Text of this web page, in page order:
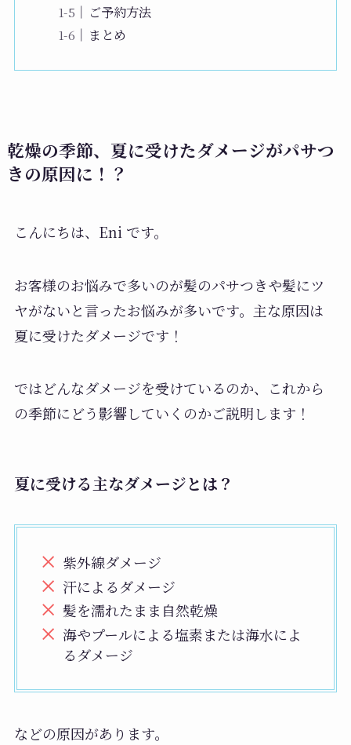
ご予約方法
まとめ
乾燥の季節、夏に受けたダメージがパサつ
きの原因に！？
こんにちは、Eni です。
お客様のお悩みで多いのが髪のパサつきや髪にツ
ヤがないと言ったお悩みが多いです。主な原因は
夏に受けたダメージです！
ではどんなダメージを受けているのか、これから
の季節にどう影響していくのかご説明します！
夏に受ける主なダメージとは？
紫外線ダメージ
汗によるダメージ
髪を濡れたまま自然乾燥
海やプールによる塩素または海水によ
るダメージ
などの原因があります。